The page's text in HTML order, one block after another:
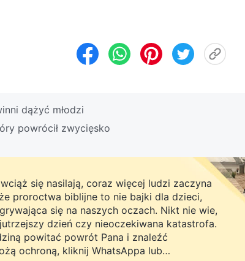
dążyć młodzi
powrócił zwycięsko
się nasilają, coraz więcej ludzi zaczyna
proroctwa biblijne to nie bajki dla dzieci,
się na naszych oczach. Nikt nie wie,
dzień czy nieoczekiwana katastrofa.
powitać powrót Pana i znaleźć
ochroną, kliknij WhatsAppa lub